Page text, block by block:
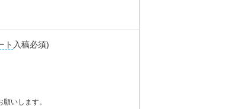
ト 入稿必須)
願いします。